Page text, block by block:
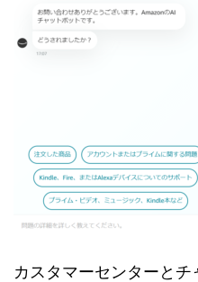
カスタマーセンターと